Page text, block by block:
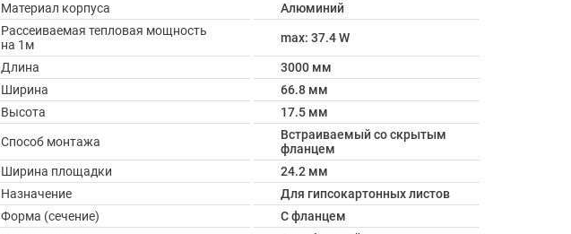
Материал корпуса
Алюминий
Рассеиваемая тепловая мощность
на 1м
max: 37.4 W
Длина
3000 мм
Ширина
66.8 мм
Высота
17.5 мм
Способ монтажа
Встраиваемый со скрытым
фланцем
Ширина площадки
24.2 мм
Назначение
Для гипсокартонных листов
Форма (сечение)
С фланцем